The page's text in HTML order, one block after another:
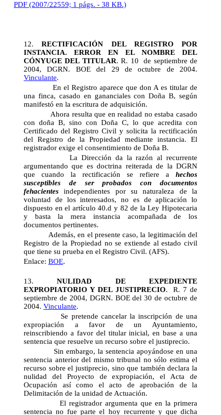
PDF (2007/22559; 1 págs. - 38 KB.)
12.RECTIFICACIÓN DEL REGISTRO POR
INSTANCIA. ERROR EN EL NOMBRE DEL
CÓNYUGE DEL TITULAR. R. 10 de septiembre de
2004, DGRN. BOE del 29 de octubre de 2004.
Vinculante.
En el Registro aparece que don A es titular de
una finca, casado en gananciales con Doña B, según
manifestó en la escritura de adquisición.
Ahora resulta que en realidad no estaba casado
con doña B, sino con Doña C, lo que acredita con
Certificado del Registro Civil y solicita la rectificación
del Registro de la Propiedad mediante instancia. El
registrador exige el consentimiento de Doña B.
La Dirección da la razón al recurrente
argumentando que es doctrina reiterada de la DGRN
que cuando la rectificación se refiere a hechos
susceptibles de ser probados con documentos
fehacientes independientes por su naturaleza de la
voluntad de los interesados, no es de aplicación lo
dispuesto en el artículo 40.d y 82 de la Ley Hipotecaria
y basta la mera instancia acompañada de los
documentos pertinentes.
Además, en el presente caso, la legitimación del
Registro de la Propiedad no se extiende al estado civil
que tiene su prueba en el Registro Civil. (AFS).
Enlace: BOE.
13.NULIDAD DE EXPEDIENTE
EXPROPIATORIO Y DEL JUSTIPRECIO. R. 7 de
septiembre de 2004, DGRN. BOE del 30 de octubre de
2004. Vinculante.
Se pretende cancelar la inscripción de una
expropiación a favor de un Ayuntamiento,
reinscribiendo a favor del titular inicial, en base a una
sentencia que resuelve un recurso sobre el justiprecio.
Sin embargo, la sentencia apoyándose en una
sentencia anterior del mismo tribunal no sólo estima el
recurso sobre el justiprecio, sino que también declara la
nulidad del Proyecto de expropiación, el Acta de
Ocupación así como el acto de aprobación de la
Delimitación de la unidad de Actuación.
El registrador argumenta que en la primera
sentencia no fue parte el hoy recurrente y que dicha